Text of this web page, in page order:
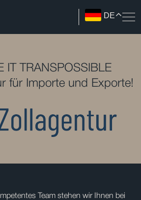
DE
IT TRANSPOSSIBLE
für Importe und Exporte!
Team stehen wir Ihnen bei